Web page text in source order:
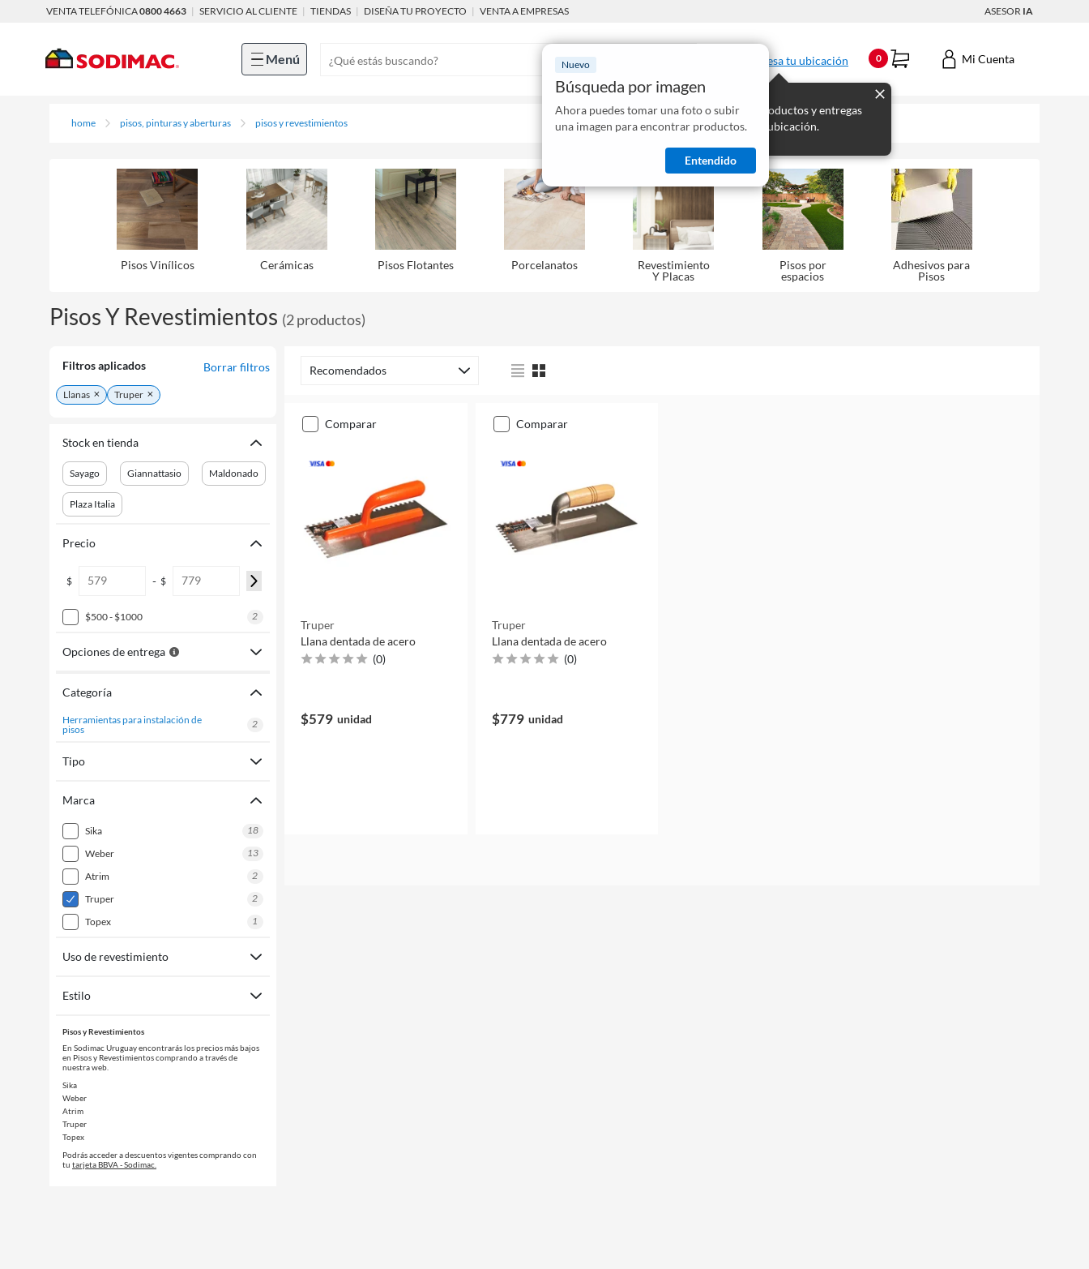
VENTA TELEFÓNICA0800 4663 | SERVICIO AL CLIENTE | TIENDAS | DISEÑA TU PROYECTO | VENTA A EMPRESAS ASESOR IA
Menú Nuevo
Búsqueda por imagen
Ahora puedes tomar una foto o subir
una imagen para encontrar productos.
Entendido
Ingresa tu ubicación
Mostraremos los productos y entregas
disponibles para tu ubicación.
0 Mi Cuenta
home pisos, pinturas y aberturas pisos y revestimientos
Pisos Viní­licos Cerámicas Pisos Flotantes Porcelanatos
Revestimiento
Y Placas
Pisos por
espacios
Adhesivos para
Pisos
Pisos Y Revestimientos (2productos)
Filtros aplicados Borrar filtros
Llanas Truper
Stock en tienda
Sayago Giannattasio Maldonado
Plaza Italia
Precio
$ - $
$500 - $1000 2
Opciones de entrega
Categoría
herramientas para instalación de
pisos
2
Tipo
Marca
sika
18
weber
13
atrim
2
truper
2
topex
1
Uso de revestimiento
Estilo
Pisos y Revestimientos
En Sodimac Uruguay encontrarás los precios más bajos
en Pisos y Revestimientos comprando a través de
nuestra web.
Sika
Weber
Atrim
Truper
Topex
Podrás acceder a descuentos vigentes comprando con
tu tarjeta BBVA - Sodimac.
Recomendados
comparar
Truper
Llana dentada de acero
(0)
$579 unidad
comparar
Truper
Llana dentada de acero
(0)
$779 unidad